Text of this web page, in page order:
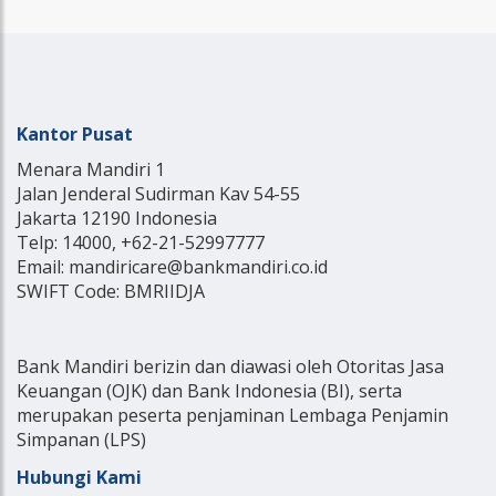
Kantor Pusat
Menara Mandiri 1
Jalan Jenderal Sudirman Kav 54-55
Jakarta 12190 Indonesia
Telp: 14000, +62-21-52997777
Email: mandiricare@bankmandiri.co.id
SWIFT Code: BMRIIDJA
Bank Mandiri berizin dan diawasi oleh Otoritas Jasa
Keuangan (OJK) dan Bank Indonesia (BI), serta
merupakan peserta penjaminan Lembaga Penjamin
Simpanan (LPS)
Hubungi Kami